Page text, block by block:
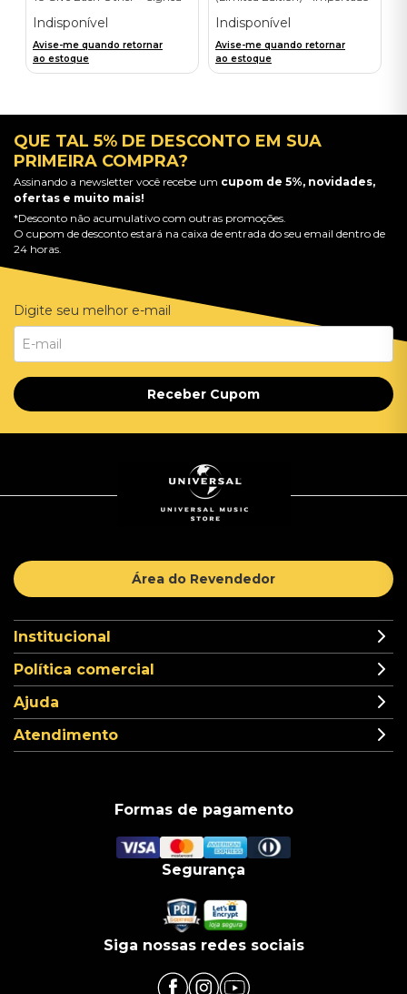
Indisponível
Avise-me quando retornar
ao estoque
Indisponível
Avise-me quando retornar
ao estoque
QUE TAL 5% DE DESCONTO EM SUA
PRIMEIRA COMPRA?
Assinando a newsletter você recebe um cupom de 5%, novidades,
ofertas e muito mais!
*Desconto não acumulativo com outras promoções.
O cupom de desconto estará na caixa de entrada do seu email dentro de
24 horas.
Digite seu melhor e-mail
Receber Cupom
Área do Revendedor
Institucional
Política comercial
Ajuda
Atendimento
Formas de pagamento
Segurança
Siga nossas redes sociais